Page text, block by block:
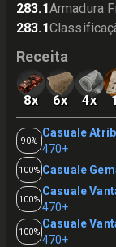
283.1Armadura
283.1
Receita
8x 6x 4x
90%
Casuale
470+
100% Casuale
100%
Casuale
470+
100%
Casuale
470+